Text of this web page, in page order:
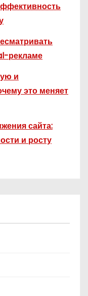
рекламе
и
это меняет
сайта:
и росту